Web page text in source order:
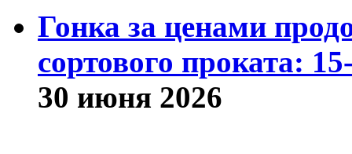
Гонка за ценами
сортового проката:
30 июня 2026